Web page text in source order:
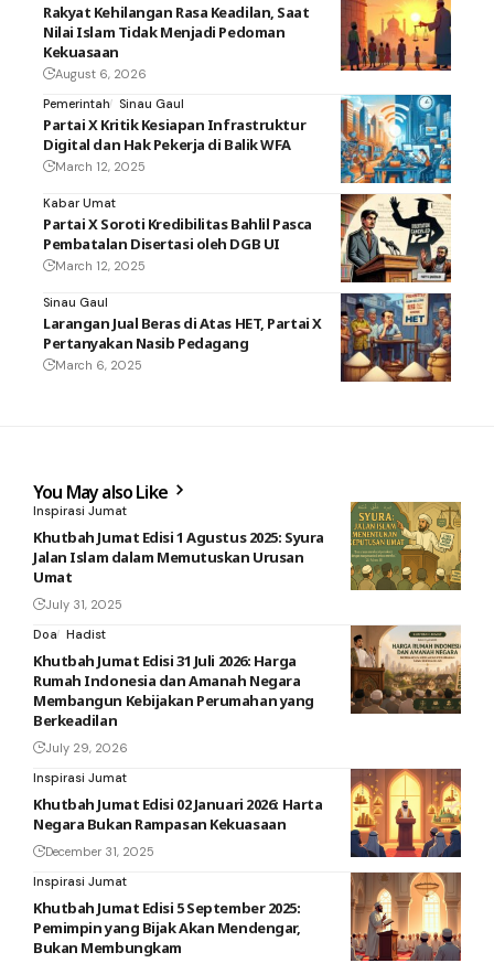
Rakyat Kehilangan Rasa Keadilan, Saat
Nilai Islam Tidak Menjadi Pedoman
Kekuasaan
August 6, 2026
Pemerintah
Sinau Gaul
Partai X Kritik Kesiapan Infrastruktur
Digital dan Hak Pekerja di Balik WFA
March 12, 2025
Kabar Umat
Partai X Soroti Kredibilitas Bahlil Pasca
Pembatalan Disertasi oleh DGB UI
March 12, 2025
Sinau Gaul
Larangan Jual Beras di Atas HET, Partai X
Pertanyakan Nasib Pedagang
March 6, 2025
You May also Like
Inspirasi Jumat
Khutbah Jumat Edisi 1 Agustus 2025: Syura
Jalan Islam dalam Memutuskan Urusan
Umat
July 31, 2025
Doa Hadist
Khutbah Jumat Edisi 31 Juli 2026: Harga
Rumah Indonesia dan Amanah Negara
Membangun Kebijakan Perumahan yang
Berkeadilan
July 29, 2026
Inspirasi Jumat
Khutbah Jumat Edisi 02 Januari 2026: Harta
Negara Bukan Rampasan Kekuasaan
December 31, 2025
Inspirasi Jumat
Khutbah Jumat Edisi 5 September 2025:
Pemimpin yang Bijak Akan Mendengar,
Bukan Membungkam